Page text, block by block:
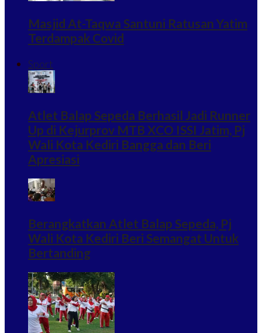
Masjid At-Taqwa Santuni Ratusan Yatim
Terdampak Covid
Sport
Atlet Balap Sepeda Berhasil Jadi Runner
Up di Kejurprov MTB XCO ISSI Jatim, Pj
Wali Kota Kediri Bangga dan Beri
Apresiasi
Berangkatkan Atlet Balap Sepeda, Pj
Wali Kota Kediri Beri Semangat Untuk
Bertanding